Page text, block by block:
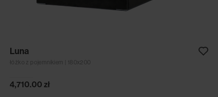
Luna
łóżko z pojemnikiem | 180x200
4,710.00 zł